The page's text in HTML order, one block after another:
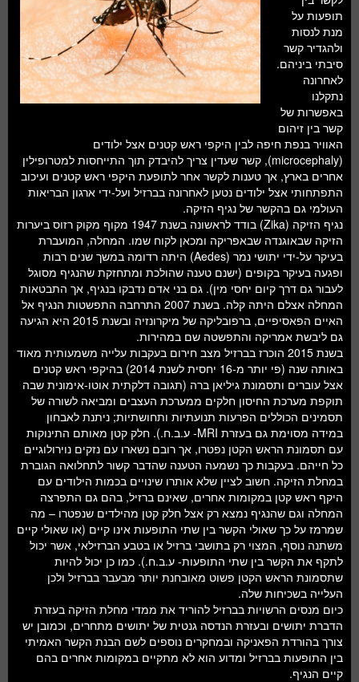
חלל ומדעי כדור הארץ
עתידנות
סקירות ספרים
טעימות מדע
תופעות על
מנת לנסות
ולהגדיר קשר
סיבתי ביניהם.
לאחרונה
נתקלנו
באפשרות של
קשר בין זיהום
האוויר בנפת חיפה לבין היקפי ראש קטנים אצל ילודים
(microcephaly), קשר שעדין צריך להיבדק תוך התייחסות למטרופילין
אחרים בארץ, אך טענות לקשר אחר לתופעת היקפי ראש קטנים ועיכוב
התפתחותי אצל ילודים נטען לאחרונה בברזיל ועל-ידי ארגון הבריאות
העולמי גם בהקשר של נגיף הזיקה.
נגיף הזיקה (Zika) בודד לראשונה בשנת 1947 מקוף מקוק רזוס ביערות
הזיקה שבאוגנדה שבאפריקה ומכאן לקוח שמו. המחלה, המועברת
בעיקר על-ידי יתושי נמר (Aedes) היתה רדומה במשך שנים רבות
ופגעה בעיקר בקופים (ישנם טענה שהולכת ומתחזקת שהנגיף מסוגל
לעבור גם דרך קיום יחסי מין). גם בני אדם נדבקו בנגיף, אך התבטאות
המחלה אצלם היתה קלה. בשנת 2007 התרחבה התפשטות הנגיף אל
האיים הפאסיפיים, ברפובליקה של מיקרונזיה ובשנת 2015 היא הגיעה
גם ליבשת אמריקה והתפשטה שם במהירות.
בשנת 2015 הוכרז בברזיל מצב חירום בעקבות עלייה משמעותית מאוד
באותה שנה (פי יותר מ-16 יחסית לשנת 2014) בהיקפי ראש קטנים
אצל עוברים ותסמונת גיליאן ברה (תגובה דלקתית אוטו-אימונית שבה
תוקפת מערכת החיסון חלקים ממערכת העצבים ומביאה לשורה של
תסמינים הכוללים הפרעות תנועתיות ותחושתיות; ניתנת לאבחון
במידה מסוימת גם בעזרת MRI- ע.ב.ח.). חלק קטן מאותם התינוקות
עם תסמונת הראש הקטן נפטרו, אך רובם נשארו עם נזקים נוירולוגיים
כל חייהם. בעקבות כך נשמעה הטענה שהדבר קשור לתחלואה הגוברת
במחלת הזיקה. חשוב לציין שלא אותרו שינויים בכמות הילודים עם
היקף ראש קטן במקומות אחרים, שאינם ברזיל, בהם גם התפרצה
המחלה וגם שהנגיף נמצא רק אצל חלק קטן מהילדים שנפטרו – מה
שמרמז על כך שאולי הקשר בין שתי התופעות אינו קיים (או שאולי קיים
משתנה נוסף, המצוי רק בתושבי ברזיל או בטבע הברזילאי, אשר יכול
לתקף את הקשר בין שתי התופעות- ע.ב.ח.). כמו כן יכול להיות
שתסמונת הראש הקטן פשוט מאובחנת יותר מבעבר בברזיל ולכן
העלייה בשכיחות שלה.
כיום מנסים הרשויות בברזיל להוריד את ממדי מחלת הזיקה בעזרת
הדברת יתושים ובעזרת הנדסה גנטית של יתושים מתחרים, וכמובן יש
צורך בהורדת הפאניקה ובמחקרים נוספים לשם הבנת הקשר האמיתי
בין התופעות בברזיל ומדוע הוא לא מתקיים במקומות אחרים בהם
קיים הנגיף.